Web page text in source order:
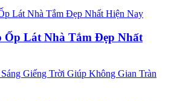
Ốp Lát Nhà Tắm Đẹp Nhất